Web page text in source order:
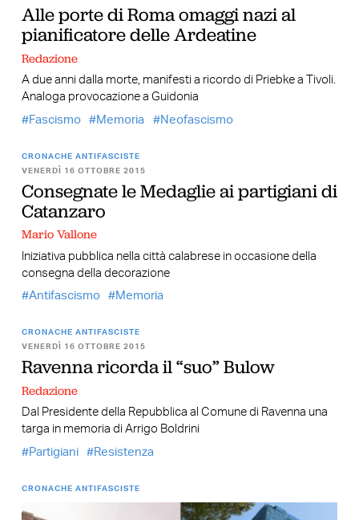
Alle porte di Roma omaggi nazi al
pianificatore delle Ardeatine
Redazione
A due anni dalla morte, manifesti a ricordo di Priebke a Tivoli.
Analoga provocazione a Guidonia
Fascismo
Memoria Neofascismo
CRONACHE ANTIFASCISTE
VENERDÌ 16 OTTOBRE 2015
Consegnate le Medaglie ai partigiani di
Catanzaro
Mario Vallone
Iniziativa pubblica nella città calabrese in occasione della
consegna della decorazione
Antifascismo
Memoria
CRONACHE ANTIFASCISTE
VENERDÌ 16 OTTOBRE 2015
Ravenna ricorda il “suo” Bulow
Redazione
Dal Presidente della Repubblica al Comune di Ravenna una
targa in memoria di Arrigo Boldrini
Partigiani
Resistenza
CRONACHE ANTIFASCISTE